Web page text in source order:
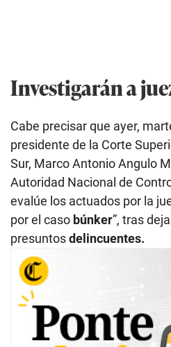
Investigarán a
Cabe precisar que ayer,
presidente de la Corte
Sur, Marco Antonio Angulo
Autoridad Nacional de
evalúe los actuados por la
por el caso búnker”, tras
presuntosdelincuentes.